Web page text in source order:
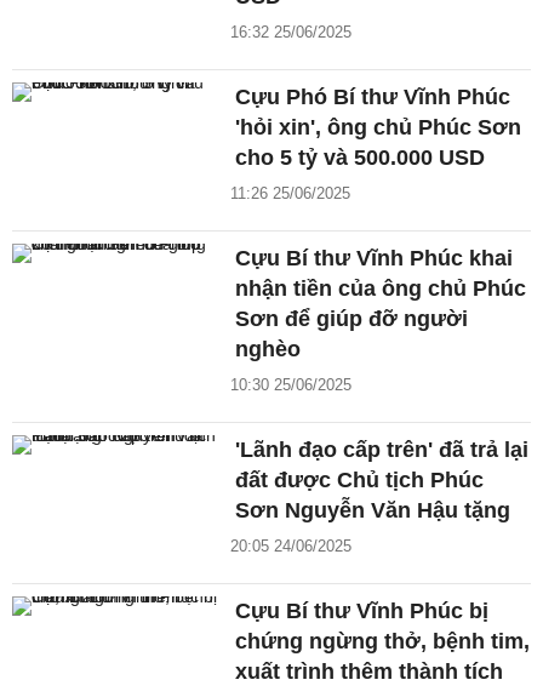
16:32 25/06/2025
Cựu Phó Bí thư Vĩnh Phúc
'hỏi xin', ông chủ Phúc Sơn
cho 5 tỷ và 500.000 USD
11:26 25/06/2025
Cựu Bí thư Vĩnh Phúc khai
nhận tiền của ông chủ Phúc
Sơn để giúp đỡ người
nghèo
10:30 25/06/2025
'Lãnh đạo cấp trên' đã trả lại
đất được Chủ tịch Phúc
Sơn Nguyễn Văn Hậu tặng
20:05 24/06/2025
Cựu Bí thư Vĩnh Phúc bị
chứng ngừng thở, bệnh tim,
xuất trình thêm thành tích